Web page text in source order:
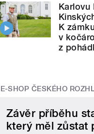
Karlovu
K
v
z
E-SHOP ČESKÉHO
Závěr příběhu
který měl zůstat